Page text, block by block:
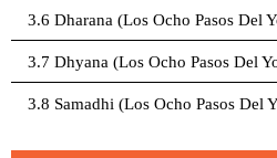
3.6 Dharana (Los Ocho Pasos Del
3.7 Dhyana (Los Ocho Pasos Del
3.8 Samadhi (Los Ocho Pasos Del